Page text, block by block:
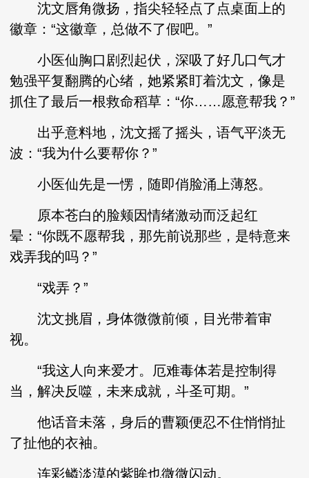
沈文唇角微扬，指尖轻轻点了点桌面上的
徽章：“这徽章，总做不了假吧。”
小医仙胸口剧烈起伏，深吸了好几口气才
勉强平复翻腾的心绪，她紧紧盯着沈文，像是
抓住了最后一根救命稻草：“你……愿意帮我？”
出乎意料地，沈文摇了摇头，语气平淡无
波：“我为什么要帮你？”
小医仙先是一愣，随即俏脸涌上薄怒。
原本苍白的脸颊因情绪激动而泛起红
晕：“你既不愿帮我，那先前说那些，是特意来
戏弄我的吗？”
“戏弄？”
沈文挑眉，身体微微前倾，目光带着审
视。
“我这人向来爱才。厄难毒体若是控制得
当，解决反噬，未来成就，斗圣可期。”
他话音未落，身后的曹颖便忍不住悄悄扯
了扯他的衣袖。
连彩鳞淡漠的紫眸也微微闪动。